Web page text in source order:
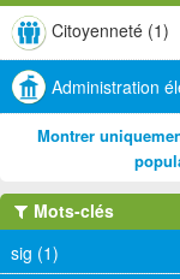
Citoyenneté (1)
Administration
Montrer
Mots-clés
sig (1)